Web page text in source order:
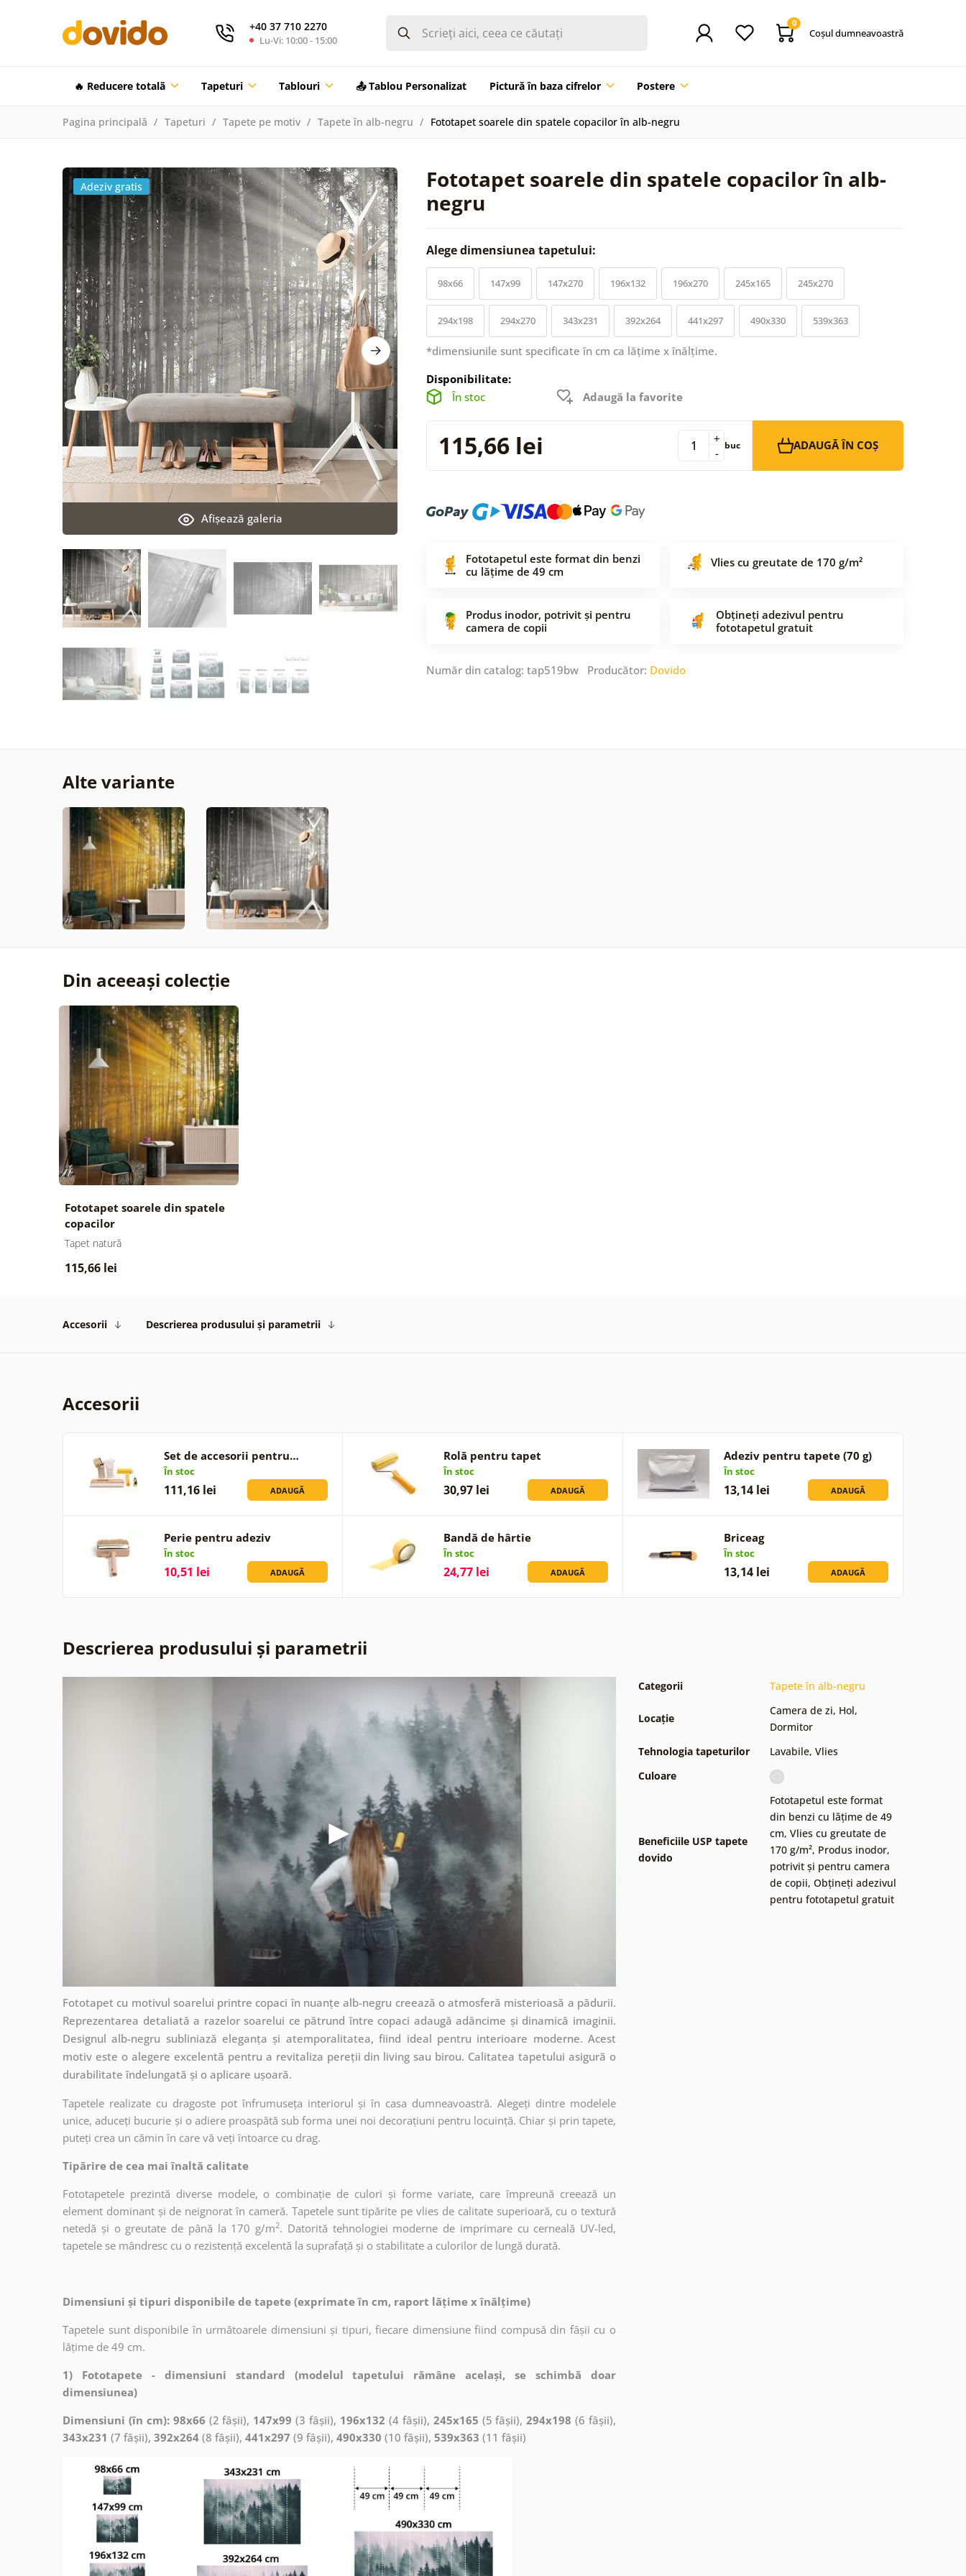
+40 37 710 2270
Lu-Vi: 10:00 - 15:00
0
Coşul dumneavoastră
🔥 Reducere totalã Tapeturi Tablouri 📤 Tablou Personalizat Pictură în baza cifrelor Postere
Pagina principală Tapeturi Tapete pe motiv Tapete în alb-negru Fototapet soarele din spatele copacilor în alb-negru
Fototapet soarele din spatele copacilor în alb-
negru
Afişează galeria
Adeziv gratis
Alege dimensiunea tapetului:
98x66 147x99 147x270 196x132 196x270 245x165 245x270
294x198 294x270 343x231 392x264 441x297 490x330 539x363
*dimensiunile sunt specificate în cm ca lățime x înălțime.
Disponibilitate:
În stoc
Adaugă la favorite
115,66 lei -
+ buc ADAUGĂ ÎN COȘ
Fototapetul este format din benzi
cu lățime de 49 cm
Vlies cu greutate de 170 g/m²
Produs inodor, potrivit și pentru
camera de copii
Obțineți adezivul pentru
fototapetul gratuit
Număr din catalog: tap519bw Producător: Dovido
Alte variante
Din aceeași colecție
Fototapet soarele din spatele
copacilor
Tapet natură
115,66 lei
Accesorii Descrierea produsului și parametrii
Accesorii
Set de accesorii pentru…
În stoc
111,16 lei ADAUGĂ
Rolă pentru tapet
În stoc
30,97 lei ADAUGĂ
Adeziv pentru tapete (70 g)
În stoc
13,14 lei ADAUGĂ
Perie pentru adeziv
În stoc
10,51 lei ADAUGĂ
Bandă de hârtie
În stoc
24,77 lei ADAUGĂ
Briceag
În stoc
13,14 lei ADAUGĂ
Descrierea produsului și parametrii
Fototapet cu motivul soarelui printre copaci în nuanțe alb-negru creează o atmosferă misterioasă a pădurii.
Reprezentarea detaliată a razelor soarelui ce pătrund între copaci adaugă adâncime și dinamică imaginii.
Designul alb-negru subliniază eleganța și atemporalitatea, fiind ideal pentru interioare moderne. Acest
motiv este o alegere excelentă pentru a revitaliza pereții din living sau birou. Calitatea tapetului asigură o
durabilitate îndelungată și o aplicare ușoară.
Tapetele realizate cu dragoste pot înfrumuseța interiorul și în casa dumneavoastră. Alegeți dintre modelele
unice, aduceți bucurie și o adiere proaspătă sub forma unei noi decorațiuni pentru locuință. Chiar și prin tapete,
puteți crea un cămin în care vă veți întoarce cu drag.
Tipărire de cea mai înaltă calitate
Fototapetele prezintă diverse modele, o combinație de culori și forme variate, care împreună creează un
element dominant și de neignorat în cameră. Tapetele sunt tipărite pe vlies de calitate superioară, cu o textură
netedă și o greutate de până la 170 g/m2. Datorită tehnologiei moderne de imprimare cu cerneală UV-led,
tapetele se mândresc cu o rezistență excelentă la suprafață și o stabilitate a culorilor de lungă durată.
Dimensiuni și tipuri disponibile de tapete (exprimate în cm, raport lățime x înălțime)
Tapetele sunt disponibile în următoarele dimensiuni și tipuri, fiecare dimensiune fiind compusă din fâșii cu o
lățime de 49 cm.
1) Fototapete - dimensiuni standard (modelul tapetului rămâne același, se schimbă doar
dimensiunea)
Dimensiuni (în cm): 98x66 (2 fâșii), 147x99 (3 fâșii), 196x132 (4 fâșii), 245x165 (5 fâșii),294x198 (6 fâșii),
343x231 (7 fâșii), 392x264 (8 fâșii), 441x297 (9 fâșii), 490x330 (10 fâșii), 539x363 (11 fâșii)
Categorii Tapete în alb-negru
Locație
Camera de zi, Hol,
Dormitor
Tehnologia tapeturilor
Lavabile, Vlies
Culoare
Beneficiile USP tapete
dovido
Fototapetul este format
din benzi cu lățime de 49
cm, Vlies cu greutate de
170 g/m², Produs inodor,
potrivit și pentru camera
de copii, Obțineți adezivul
pentru fototapetul gratuit